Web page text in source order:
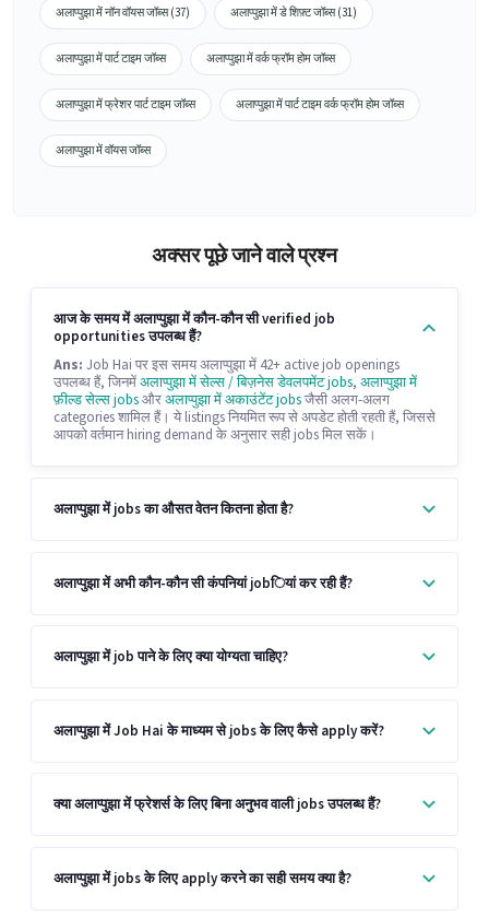
अलाप्पुझा में नॉन वॉयस जॉब्स (37) अलाप्पुझा में डे शिफ़्ट जॉब्स (31)
अलाप्पुझा में पार्ट टाइम जॉब्स अलाप्पुझा में वर्क फ्रॉम होम जॉब्स
अलाप्पुझा में फ्रेशर पार्ट टाइम जॉब्स अलाप्पुझा में पार्ट टाइम वर्क फ्रॉम होम जॉब्स
अलाप्पुझा में वॉयस जॉब्स
अक्सर पूछे जाने वाले प्रश्न
आज के समय में अलाप्पुझा में कौन-कौन सी verified job
opportunities उपलब्ध हैं?
Ans: Job Hai पर इस समय अलाप्पुझा में 42+ active job openings
उपलब्ध हैं, जिनमेंअलाप्पुझा में सेल्स / बिज़नेस डेवलपमेंट jobs, अलाप्पुझा में
फ़ील्ड सेल्स jobsऔरअलाप्पुझा में अकाउंटेंट jobsजैसी अलग-अलग
categories शामिल हैं। ये listings नियमित रूप से अपडेट होती रहती हैं, जिससे
आपको वर्तमान hiring demand के अनुसार सही jobs मिल सकें।
अलाप्पुझा में jobs का औसत वेतन कितना होता है?
अलाप्पुझा में अभी कौन-कौन सी कंपनियां jobियां कर रही हैं?
अलाप्पुझा में job पाने के लिए क्या योग्यता चाहिए?
अलाप्पुझा में Job Hai के माध्यम से jobs के लिए कैसे apply करें?
क्या अलाप्पुझा में फ्रेशर्स के लिए बिना अनुभव वाली jobs उपलब्ध हैं?
अलाप्पुझा में jobs के लिए apply करने का सही समय क्या है?